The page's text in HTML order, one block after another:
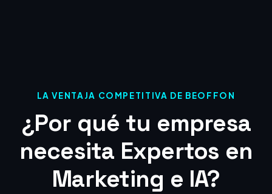
LA VENTAJA COMPETITIVA DE BEOFFON
¿Por qué tu empresa
necesita Expertos en
Marketing e IA?